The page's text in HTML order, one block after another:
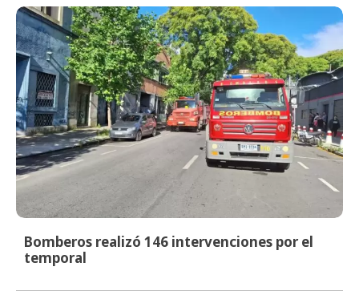
Bomberos realizó 146 intervenciones por el
temporal